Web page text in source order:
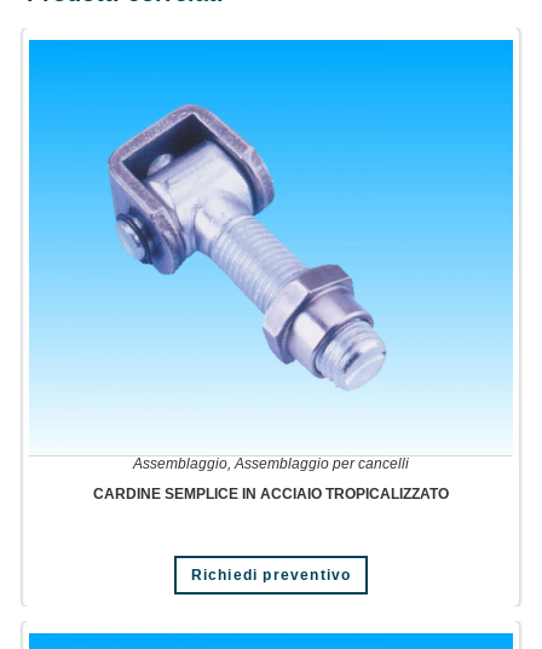
Assemblaggio,Assemblaggio per cancelli
CARDINE SEMPLICE IN ACCIAIO TROPICALIZZATO
Richiedi preventivo